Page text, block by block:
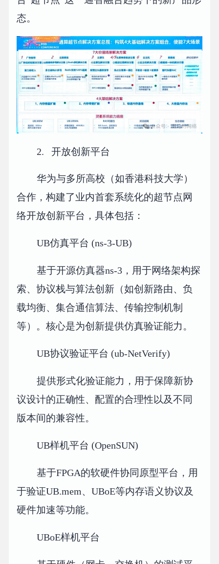
态。
2. 开放创新平台
华为与多所高校（如香港科技大学）
合作，构建了业内首套系统化的超节点网
络开放创新平台，具体包括：
UB仿真平台 (ns-3-UB)
基于开源仿真器ns-3，用于网络架构探
索、协议栈与算法创新（如创新路由、负
载均衡、集合通信算法、传输控制机制
等）。核心是为创新提供仿真验证能力。
UB协议验证平台 (ub-NetVerify)
提供形式化验证能力，用于保障新协
议设计的正确性、配置的合理性以及不同
版本间的兼容性。
UB样机平台 (OpenSUN)
基于FPGA的软硬件协同原型平台，用
于验证UB.mem、UBoE等内存语义协议及
硬件加速等功能。
UBoE样机平台